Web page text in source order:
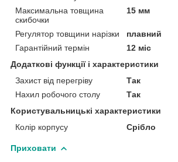
Максимальна товщина
скибочки
15 мм
Регулятор товщини нарізки
плавний
Гарантійний термін
12 міс
Додаткові функції і характеристики
Захист від перегріву
Так
Нахил робочого столу
Так
Користувальницькі характеристики
Колір корпусу
Срібло
Приховати